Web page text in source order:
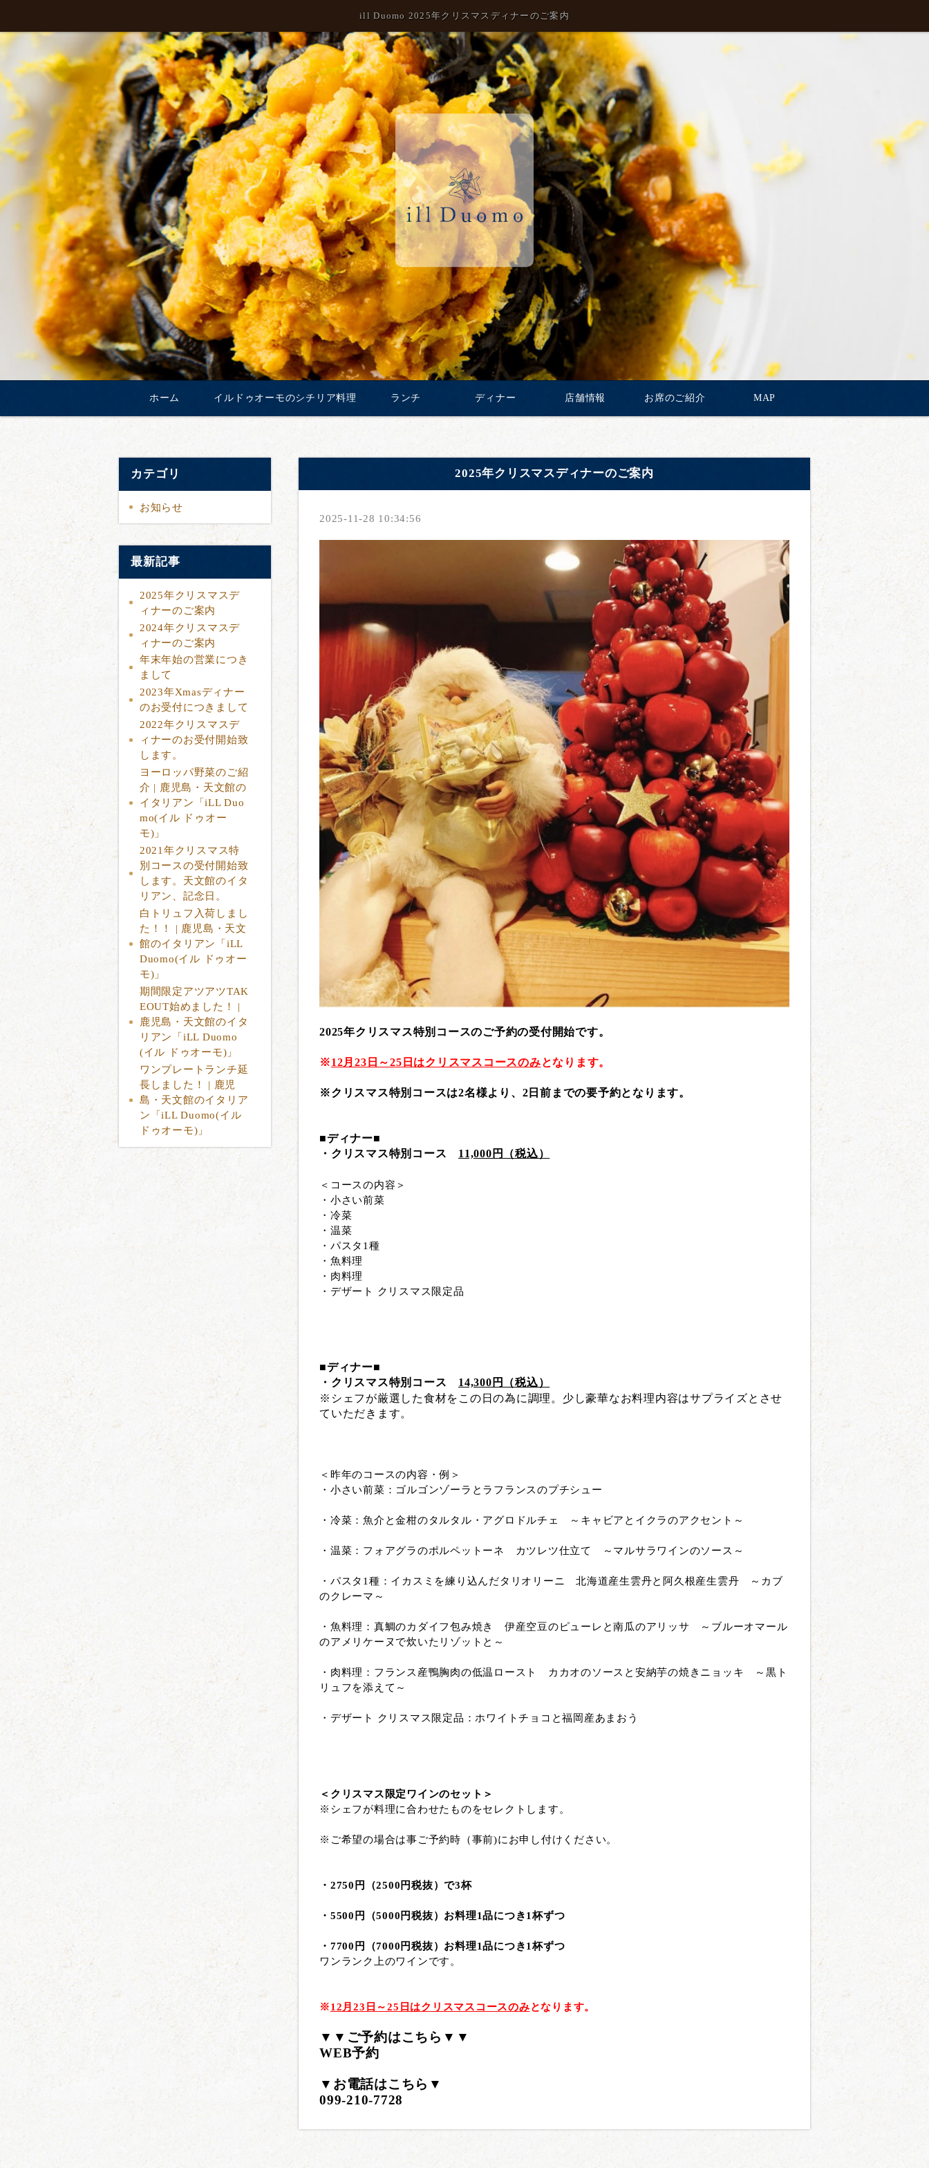
ill Duomo 2025年クリスマスディナーのご案内
ホーム イルドゥオーモのシチリア料理 ランチ ディナー 店舗情報 お席のご紹介 MAP
カテゴリ
お知らせ
最新記事
2025年クリスマスデ
ィナーのご案内
2024年クリスマスデ
ィナーのご案内
年末年始の営業につき
まして
2023年Xmasディナー
のお受付につきまして
2022年クリスマスデ
ィナーのお受付開始致
します。
ヨーロッパ野菜のご紹
介 | 鹿児島・天文館の
イタリアン「iLL Duo
mo(イル ドゥオー
モ)」
2021年クリスマス特
別コースの受付開始致
します。天文館のイタ
リアン、記念日。
白トリュフ入荷しまし
た！！ | 鹿児島・天文
館のイタリアン「iLL
Duomo(イル ドゥオー
モ)」
期間限定アツアツTAK
EOUT始めました！ |
鹿児島・天文館のイタ
リアン「iLL Duomo
(イル ドゥオーモ)」
ワンプレートランチ延
長しました！ | 鹿児
島・天文館のイタリア
ン「iLL Duomo(イル
ドゥオーモ)」
2025年クリスマスディナーのご案内
2025-11-28 10:34:56
2025年クリスマス特別コースのご予約の受付開始です。
※12月23日～25日はクリスマスコースのみとなります。
※クリスマス特別コースは2名様より、 2日前 までの要予約となります。
■ディナー■
・クリスマス特別コース 11,000円（税込）
＜コースの内容＞
・小さい前菜
・冷菜
・温菜
・パスタ1種
・魚料理
・肉料理
・デザート クリスマス限定品
■ディナー■
・クリスマス特別コース 14,300円（税込）
※シェフが厳選した食材をこの日の為に調理。 少し豪華なお料理内容はサプライズとさせ
ていただきます。
＜昨年のコースの内容・例＞
・小さい前菜：ゴルゴンゾーラとラフランスのプチシュー
・冷菜：魚介と金柑のタルタル・アグロドルチェ ～キャビアとイクラのアクセント～
・温菜：フォアグラのポルペットーネ カツレツ仕立て ～マルサラワインのソース～
・パスタ1種：イカスミを練り込んだタリオリーニ 北海道産生雲丹と阿久根産生雲丹 ～カブ
のクレーマ～
・魚料理：真鯛のカダイフ包み焼き 伊産空豆のピューレと南瓜のアリッサ ～ブルーオマール
のアメリケーヌで炊いたリゾットと～
・肉料理：フランス産鴨胸肉の低温ロースト カカオのソースと安納芋の焼きニョッキ ～黒ト
リュフを添えて～
・デザート クリスマス限定品：ホワイトチョコと福岡産あまおう
＜クリスマス限定ワインのセット＞
※シェフが料理に合わせたものをセレクトします。
※ご希望の場合は事ご予約時（事前)にお申し付けください。
・2750円（2500円税抜）で3杯
・5500円（5000円税抜）お料理1品につき1杯ずつ
・7700円（7000円税抜）お料理1品につき1杯ずつ
ワンランク上のワインです。
※12月23日～25日はクリスマスコースのみとなります。
▼▼ご予約はこちら▼▼
WEB予約
▼お電話はこちら▼
099-210-7728